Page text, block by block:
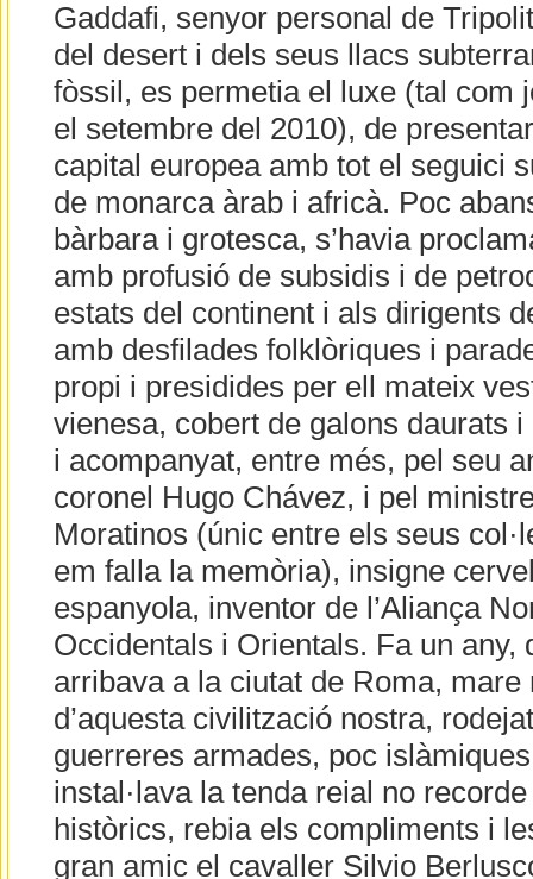
Gaddafi, senyor personal de
del desert i dels seus llacs
fòssil, es permetia el luxe (tal com
el setembre del 2010), de
capital europea amb tot el seguici
de monarca àrab i africà. Poc
bàrbara i grotesca, s’havia
amb profusió de subsidis i de
estats del continent i als dirigents
amb desfilades folklòriques i
propi i presidides per ell mateix
vienesa, cobert de galons daurats
i acompanyat, entre més, pel seu
coronel Hugo Chávez, i pel
Moratinos (únic entre els seus
em falla la memòria), insigne
espanyola, inventor de l’Aliança
Occidentals i Orientals. Fa un any,
arribava a la ciutat de Roma,
d’aquesta civilització nostra,
guerreres armades, poc
instal·lava la tenda reial no
històrics, rebia els compliments i
gran amic el cavaller Silvio